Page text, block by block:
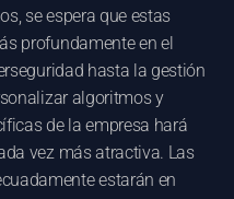
se espera que estas
profundamente en el
hasta la gestión
algoritmos y
de la empresa hará
vez más atractiva. Las
estarán en